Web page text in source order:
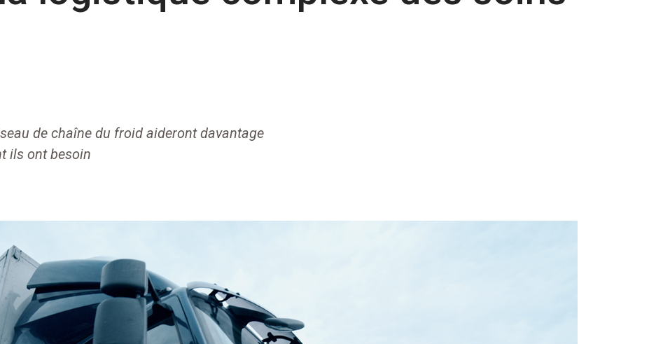
de chaîne du froid aideront davantage
ils ont besoin